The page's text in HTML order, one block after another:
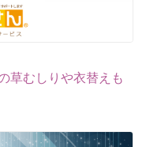
草むしりや衣替えも